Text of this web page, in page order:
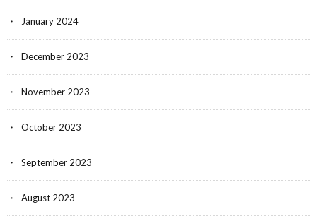
January 2024
December 2023
November 2023
October 2023
September 2023
August 2023